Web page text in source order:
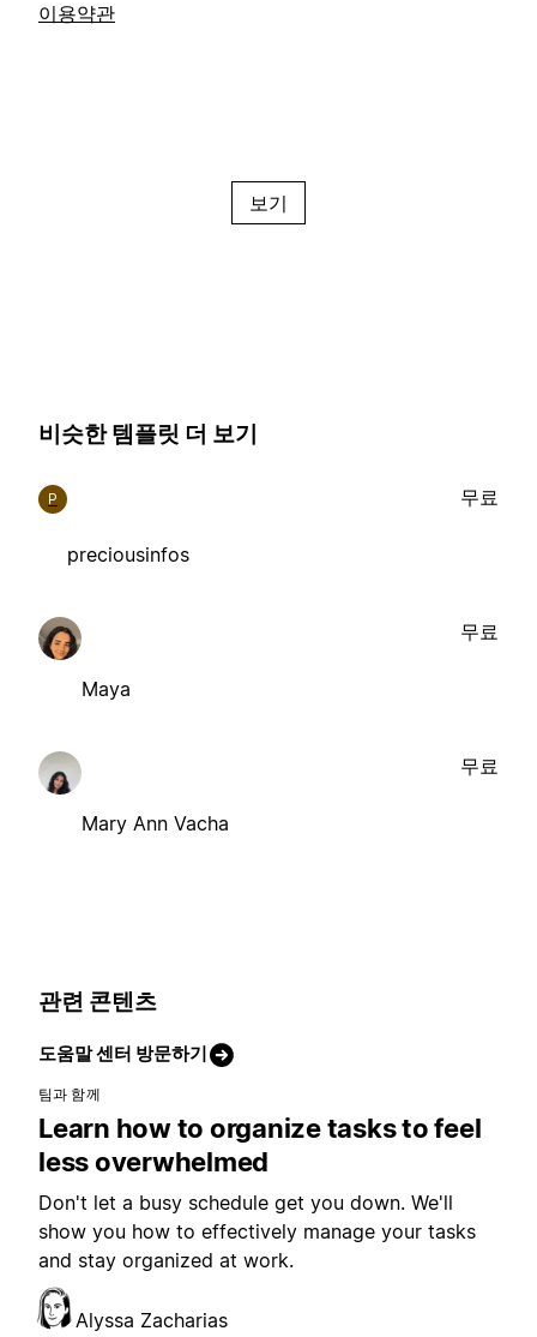
이용약관
보기
비슷한 템플릿 더 보기
P
preciousinfos
무료
Maya
무료
Mary Ann Vacha
무료
관련 콘텐츠
도움말 센터 방문하기
팀과 함께
Learn how to organize tasks to feel
less overwhelmed
Don't let a busy schedule get you down. We'll
show you how to effectively manage your tasks
and stay organized at work.
Alyssa Zacharias